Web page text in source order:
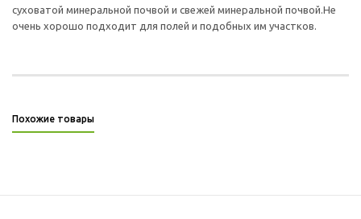
суховатой минеральной почвой и свежей минеральной почвой.Не
очень хорошо подходит для полей и подобных им участков.
Похожие товары